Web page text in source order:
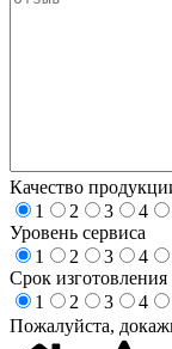
Качество
1
2 3 4
Уровень сервиса
1
2 3 4
Срок изготовления
1
2 3 4
Пожалуйста,